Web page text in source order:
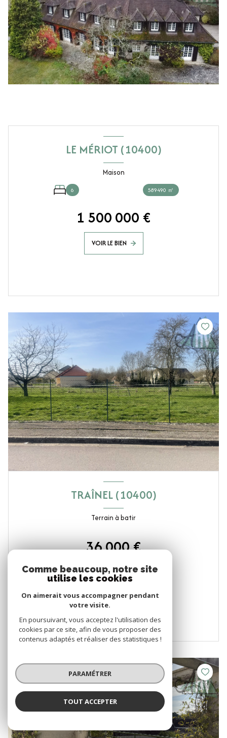
LE MÉRIOT (10400)
Maison
6 589490 ㎡
1 500 000 €
VOIR LE BIEN
TRAÎNEL (10400)
Terrain à batir
36 000 €
VOIR LE BIEN
COUP DE COEUR
Comme beaucoup, notre site
utilise les cookies
On aimerait vous accompagner pendant
votre visite.
En poursuivant, vous acceptez l'utilisation des
cookies par ce site, afin de vous proposer des
contenus adaptés et réaliser des statistiques !
PARAMÉTRER
TOUT ACCEPTER